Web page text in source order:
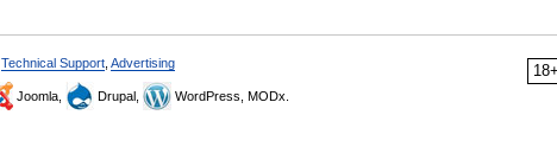
18+
Technical Support Advertising
Joomla, Drupal, WordPress, MODx.